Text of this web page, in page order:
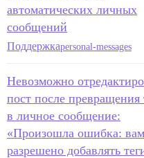
автоматических личных
сообщений
Поддержкаpersonal-messages
Невозможно
пост после
в личное сообщение:
«Произошла ошибка:
разрешено добавлять